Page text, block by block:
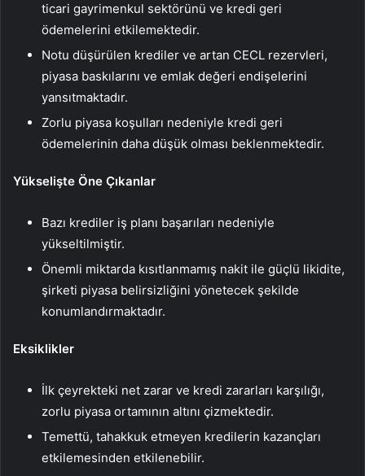
ticari gayrimenkul sektörünü ve kredi geri
ödemelerini etkilemektedir.
Notu düşürülen krediler ve artan CECL rezervleri,
piyasa baskılarını ve emlak değeri endişelerini
yansıtmaktadır.
Zorlu piyasa koşulları nedeniyle kredi geri
ödemelerinin daha düşük olması beklenmektedir.
Yükselişte Öne Çıkanlar
Bazı krediler iş planı başarıları nedeniyle
yükseltilmiştir.
Önemli miktarda kısıtlanmamış nakit ile güçlü likidite,
şirketi piyasa belirsizliğini yönetecek şekilde
konumlandırmaktadır.
Eksiklikler
İlk çeyrekteki net zarar ve kredi zararları karşılığı,
zorlu piyasa ortamının altını çizmektedir.
Temettü, tahakkuk etmeyen kredilerin kazançları
etkilemesinden etkilenebilir.